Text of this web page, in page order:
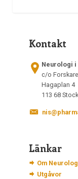
Kontakt
Neurologi i
c/o
Hagaplan 4
113 68
Länkar
Om
Utgåvor